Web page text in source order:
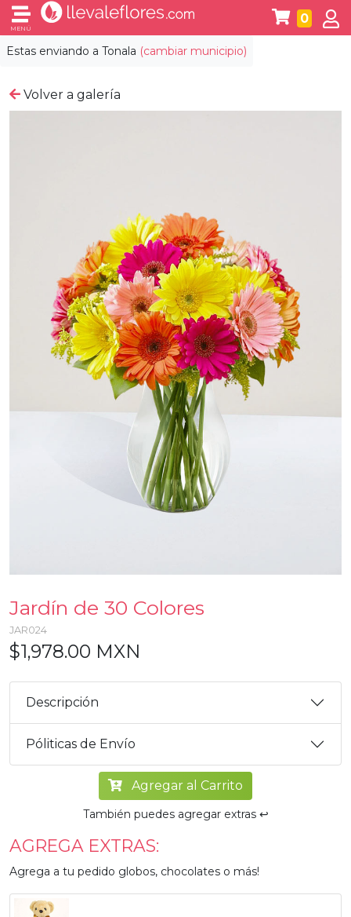
Estas enviando a Tonala (cambiar municipio)
MENÚ
0
Volver a galería
Jardín de 30 Colores
JAR024
$1,978.00 MXN
Descripción
Póliticas de Envío
Agregar al Carrito
También puedes agregar extras ↩️
AGREGA EXTRAS:
Agrega a tu pedido globos, chocolates o más!